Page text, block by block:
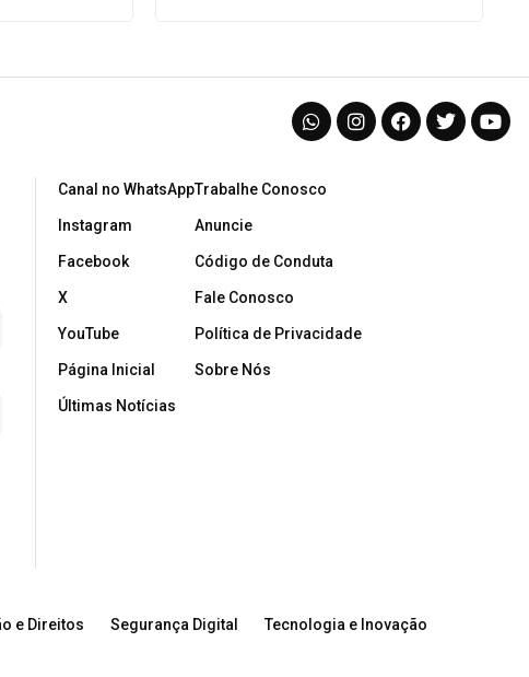
Canal no WhatsApp
Instagram
Facebook
X
YouTube
Página Inicial
Últimas Notícias
Trabalhe Conosco
Anuncie
Código de Conduta
Fale Conosco
Política de Privacidade
Sobre Nós
e Direitos Segurança Digital
Tecnologia e Inovação